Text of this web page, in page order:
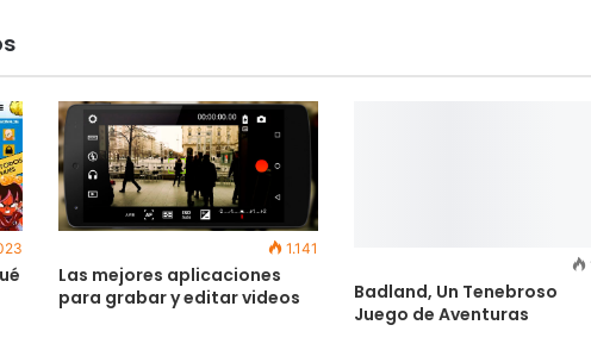
1.141
Las mejores aplicaciones
para grabar y editar videos
Badland, Un Tenebroso
Juego de Aventuras